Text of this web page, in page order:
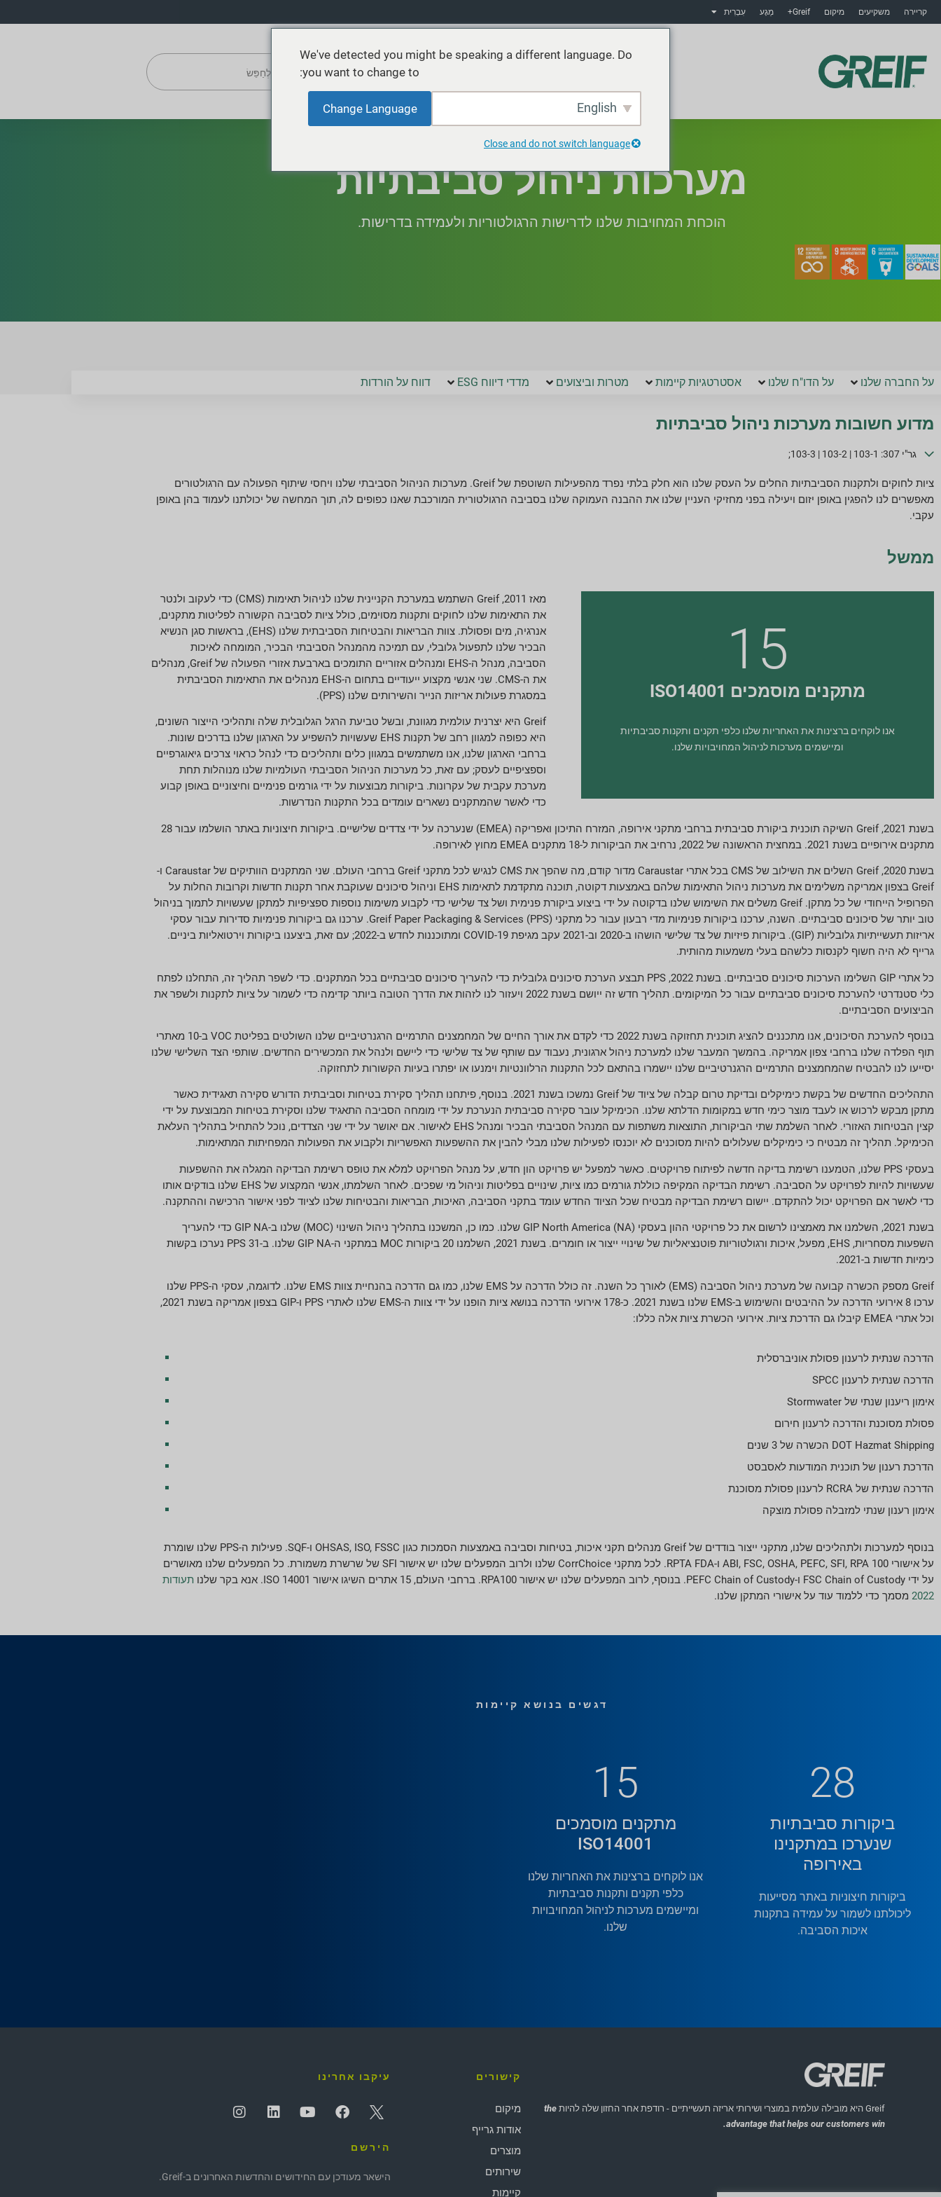
קריירה משקיעים מיקום Greif+ מַגָע עִבְרִית
מקורות אודות
מערכות ניהול סביבתיות
הוכחת המחויבות שלנו לדרישות הרגולטוריות ולעמידה בדרישות.
על החברה שלנו על הדו"ח שלנו אסטרטגיות קיימות מטרות וביצועים מדדי דיווח ESG דווח על הורדות
מדוע חשובות מערכות ניהול סביבתיות
גר"י 307: 103-1 | 103-2 | 103-3;
ציות לחוקים ולתקנות הסביבתיות החלים על העסק שלנו הוא חלק בלתי נפרד מהפעילות השוטפת של Greif. מערכות הניהול הסביבתי שלנו ויחסי שיתוף הפעולה עם הרגולטורים
מאפשרים לנו להפגין באופן יזום ויעילה בפני מחזיקי העניין שלנו את ההבנה העמוקה שלנו בסביבה הרגולטורית המורכבת שאנו כפופים לה, תוך המחשה של יכולתנו לעמוד בהן באופן
עקבי.
ממשל
15
מתקנים מוסמכים ISO14001
אנו לוקחים ברצינות את האחריות שלנו כלפי תקנים ותקנות סביבתיות
ומיישמים מערכות לניהול המחויבויות שלנו.
מאז 2011, Greif השתמש במערכת הקניינית שלנו לניהול תאימות (CMS) כדי לעקוב ולנטר
את התאימות שלנו לחוקים ותקנות מסוימים, כולל ציות לסביבה הקשורה לפליטות מתקנים,
אנרגיה, מים ופסולת. צוות הבריאות והבטיחות הסביבתית שלנו (EHS), בראשות סגן הנשיא
הבכיר שלנו לתפעול גלובלי, עם תמיכה מהמנהל הסביבתי הבכיר, המומחה לאיכות
הסביבה, מנהל ה-EHS ומנהלים אזוריים התומכים בארבעת אזורי הפעולה של Greif, מנהלים
את ה-CMS. שני אנשי מקצוע ייעודיים בתחום ה-EHS מנהלים את התאימות הסביבתית
במסגרת פעולות אריזות הנייר והשירותים שלנו (PPS).
Greif היא יצרנית עולמית מגוונת, ובשל טביעת הרגל הגלובלית שלה ותהליכי הייצור השונים,
היא כפופה למגוון רחב של תקנות EHS שעשויות להשפיע על הארגון שלנו בדרכים שונות.
ברחבי הארגון שלנו, אנו משתמשים במגוון כלים ותהליכים כדי לנהל כראוי צרכים גיאוגרפיים
וספציפיים לעסק; עם זאת, כל מערכות הניהול הסביבתי העולמיות שלנו מנוהלות תחת
מערכת עקבית של עקרונות. ביקורות מבוצעות על ידי גורמים פנימיים וחיצוניים באופן קבוע
כדי לאשר שהמתקנים נשארים עומדים בכל התקנות הנדרשות.
בשנת 2021, Greif השיקה תוכנית ביקורת סביבתית ברחבי מתקני אירופה, המזרח התיכון ואפריקה (EMEA) שנערכה על ידי צדדים שלישיים. ביקורות חיצוניות באתר הושלמו עבור 28
מתקנים אירופיים בשנת 2021. במחצית הראשונה של 2022, נרחיב את הביקורות ל-18 מתקנים EMEA מחוץ לאירופה.
בשנת 2020, Greif השלים את השילוב של CMS בכל אתרי Caraustar מדור קודם, מה שהפך את CMS לנגיש לכל מתקני Greif ברחבי העולם. שני המתקנים הוותיקים של Caraustar ו-
Greif בצפון אמריקה משלימים את מערכות ניהול התאימות שלהם באמצעות דקוטה, תוכנה מתקדמת לתאימות EHS וניהול סיכונים שעוקבת אחר תקנות חדשות וקרובות החלות על
הפרופיל הייחודי של כל מתקן. Greif משלים את השימוש שלנו בדקוטה על ידי ביצוע ביקורת פנימית ושל צד שלישי כדי לקבוע משימות נוספות ספציפיות למתקן שעשויות לתמוך בניהול
טוב יותר של סיכונים סביבתיים. השנה, ערכנו ביקורות פנימיות מדי רבעון עבור כל מתקני Greif Paper Packaging & Services (PPS). ערכנו גם ביקורות פנימיות סדירות עבור עסקי
אריזות תעשייתיות גלובליות (GIP). ביקורות פיזיות של צד שלישי הושהו ב-2020 וב-2021 עקב מגיפת COVID-19 ומתוכננות לחדש ב-2022; עם זאת, ביצענו ביקורות וירטואליות ביניים.
גרייף לא היה חשוף לקנסות כלשהם בעלי משמעות מהותית.
כל אתרי GIP השלימו הערכות סיכונים סביבתיים. בשנת 2022, PPS תבצע הערכת סיכונים גלובלית כדי להעריך סיכונים סביבתיים בכל המתקנים. כדי לשפר תהליך זה, התחלנו לפתח
כלי סטנדרטי להערכת סיכונים סביבתיים עבור כל המיקומים. תהליך חדש זה ייושם בשנת 2022 ויעזור לנו לזהות את הדרך הטובה ביותר קדימה כדי לשמור על ציות לתקנות ולשפר את
הביצועים הסביבתיים.
בנוסף להערכת הסיכונים, אנו מתכננים להציג תוכנית תחזוקה בשנת 2022 כדי לקדם את אורך החיים של המחמצנים התרמיים הרגנרטיביים שלנו השולטים בפליטת VOC ב-10 מאתרי
תוף הפלדה שלנו ברחבי צפון אמריקה. בהמשך המעבר שלנו למערכת ניהול ארגונית, נעבוד עם שותף של צד שלישי כדי ליישם ולנהל את המכשירים החדשים. שותפי הצד השלישי שלנו
יסייעו לנו להבטיח שהמחמצנים התרמיים הרגנרטיביים שלנו יישמרו בהתאם לכל התקנות הרלוונטיות וימנעו או יפתרו בעיות הקשורות לתחזוקה.
התהליכים החדשים של בקשת כימיקלים ובדיקת טרום קבלה של ציוד של Greif נמשכו בשנת 2021. בנוסף, פיתחנו תהליך סקירת בטיחות וסביבתית הדורש סקירה תאגידית כאשר
מתקן מבקש לרכוש או לעבד מוצר כימי חדש במקומות הדלתא שלנו. הכימיקל עובר סקירה סביבתית הנערכת על ידי מומחה הסביבה התאגיד שלנו וסקירת בטיחות המבוצעת על ידי
קצין הבטיחות האזורי. לאחר השלמת שתי הביקורות, התוצאות משתפות עם המנהל הסביבתי הבכיר ומנהל EHS לאישור. אם יאושר על ידי שני הצדדים, נוכל להתחיל בתהליך העלאת
הכימיקל. תהליך זה מבטיח כי כימיקלים שעלולים להיות מסוכנים לא יוכנסו לפעילות שלנו מבלי להבין את ההשפעות האפשריות ולקבוע את הפעולות המפחיתות המתאימות.
בעסקי PPS שלנו, הטמענו רשימת בדיקה חדשה לפיתוח פרויקטים. כאשר למפעל יש פרויקט הון חדש, על מנהל הפרויקט למלא את טופס רשימת הבדיקה המגלה את ההשפעות
שעשויות להיות לפרויקט על הסביבה. רשימת הבדיקה המקיפה כוללת גורמים כמו ציות, שינויים בפליטות וניהול מי שפכים. לאחר השלמתו, אנשי המקצוע של EHS שלנו בודקים אותו
כדי לאשר אם הפרויקט יכול להתקדם. יישום רשימת הבדיקה מבטיח שכל הציוד החדש עומד בתקני הסביבה, האיכות, הבריאות והבטיחות שלנו לציוד לפני אישור הרכישה וההתקנה.
בשנת 2021, השלמנו את מאמצינו לרשום את כל פרויקטי ההון בעסקי GIP North America (NA) שלנו. כמו כן, המשכנו בתהליך ניהול השינוי (MOC) שלנו ב-GIP NA כדי להעריך
השפעות מסחריות, EHS, מפעל, איכות ורגולטוריות פוטנציאליות של שינויי ייצור או חומרים. בשנת 2021, השלמנו 20 ביקורות MOC במתקני ה-GIP NA שלנו. ב-PPS 31 נערכו בקשות
כימיות חדשות ב-2021.
Greif מספק הכשרה קבועה של מערכת ניהול הסביבה (EMS) לאורך כל השנה. זה כולל הדרכה על EMS שלנו, כמו גם הדרכה בהנחיית צוות EMS שלנו. לדוגמה, עסקי ה-PPS שלנו
ערכו 8 אירועי הדרכה על ההיבטים והשימוש ב-EMS שלנו בשנת 2021. כ-178 אירועי הדרכה בנושא ציות הופנו על ידי צוות ה-EMS שלנו לאתרי PPS ו-GIP בצפון אמריקה בשנת 2021,
וכל אתרי EMEA קיבלו גם הדרכת ציות. אירועי הכשרת ציות אלה כללו:
הדרכה שנתית לרענון פסולת אוניברסלית
הדרכה שנתית לרענון SPCC
אימון ריענון שנתי של Stormwater
פסולת מסוכנת והדרכה לרענון חירום
DOT Hazmat Shipping הכשרה של 3 שנים
הדרכת רענון של תוכנית המודעות לאסבסט
הדרכה שנתית של RCRA לרענון פסולת מסוכנת
אימון רענון שנתי למזבלה פסולת מוצקה
בנוסף למערכות ולתהליכים שלנו, מתקני ייצור בודדים של Greif מנהלים תקני איכות, בטיחות וסביבה באמצעות הסמכות כגון OHSAS, ISO, FSSC ו-SQF. פעילות ה-PPS שלנו שומרת
על אישורי ABI, FSC, OSHA, PEFC, SFI, RPA 100 ו-RPTA FDA. לכל מתקני CorrChoice שלנו ולרוב המפעלים שלנו יש אישור SFI של שרשרת משמורת. כל המפעלים שלנו מאושרים
על ידי FSC Chain of Custody ו-PEFC Chain of Custody. בנוסף, לרוב המפעלים שלנו יש אישור RPA100. ברחבי העולם, 15 אתרים השיגו אישור ISO 14001. אנא בקר שלנו
תעודות
2022 מסמך כדי ללמוד עוד על אישורי המתקן שלנו.
דגשים בנושא קיימות
28
ביקורות סביבתיות
שנערכו במתקנינו
באירופה
ביקורות חיצוניות באתר מסייעות
ליכולתנו לשמור על עמידה בתקנות
איכות הסביבה.
15
מתקנים מוסמכים
ISO14001
אנו לוקחים ברצינות את האחריות שלנו
כלפי תקנים ותקנות סביבתיות
ומיישמים מערכות לניהול המחויבויות
שלנו.
Greif היא מובילה עולמית במוצרי ושירותי אריזה תעשייתיים - רודפת אחר החזון שלה להיות
the
advantage that helps our customers win.
קישורים
מיקום
אודות גרייף
מוצרים
שירותים
קיימות
עיקבו אחרינו
הירשם
הישאר מעודכן עם החידושים והחדשות האחרונים ב-Greif.
We've detected you might be speaking a different language. Do
you want to change to:
English
Change Language
Close and do not switch language